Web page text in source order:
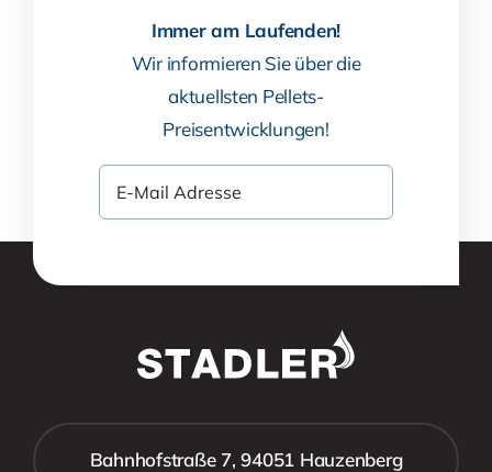
Immer am Laufenden!
Wir informieren Sie über die
aktuellsten Pellets-
Preisentwicklungen!
Bahnhofstraße 7, 94051 Hauzenberg